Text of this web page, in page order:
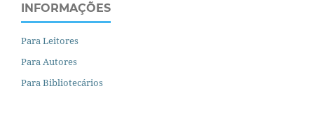
INFORMAÇÕES
Para Leitores
Para Autores
Para Bibliotecários